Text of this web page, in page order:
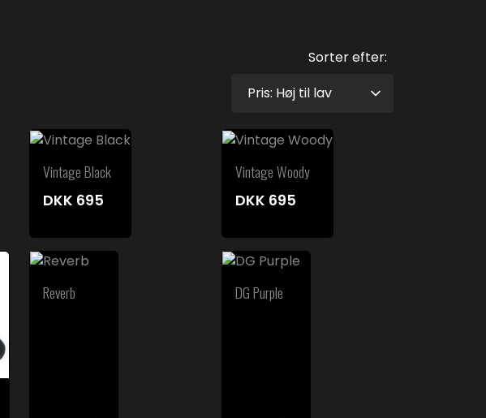
Sorter efter:
Vintage Black
DKK 695
Vintage Woody
DKK 695
Reverb DG Purple